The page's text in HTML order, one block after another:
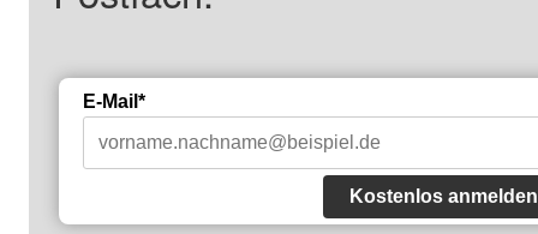
E-Mail*
Kostenlos anmelden